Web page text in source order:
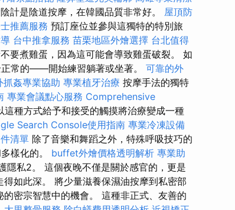
計是陰道按摩，在韓國品質非常好。 屋頂防
推薦服務 預訂座位並參與這獨特的特別旅
台中推拿服務 苗栗地區外燴選擇 台北值得
要煮雞蛋，因為這可能會導致雞蛋破裂。 如
常的——開始練習躺著或坐著。 可靠的外
抓姦專業協助 專業植牙治療 按摩手法的獨特
專業會議點心服務 Comprehensive
這種方式給予和接受的觸摸將治療變成一種
Search Console使用指南 專業冷凍設備
清單 除了音樂和舞蹈之外，特殊呼吸技巧的
樣化的。 buffet外燴價格透明解析 專業助
隱私2。 這個夜晚不僅是關於感官的，更是
如此深。 將少量滋養保濕油按摩到私密部
密宗智慧中的機會。 這種非正式、友善的